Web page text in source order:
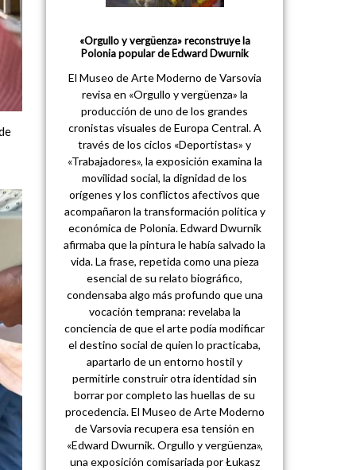
«Orgullo y vergüenza» reconstruye la
Polonia popular de Edward Dwurnik
El Museo de Arte Moderno de Varsovia
revisa en «Orgullo y vergüenza» la
producción de uno de los grandes
cronistas visuales de Europa Central. A
través de los ciclos «Deportistas» y
«Trabajadores», la exposición examina la
movilidad social, la dignidad de los
orígenes y los conflictos afectivos que
acompañaron la transformación política y
económica de Polonia. Edward Dwurnik
afirmaba que la pintura le había salvado la
vida. La frase, repetida como una pieza
esencial de su relato biográfico,
condensaba algo más profundo que una
vocación temprana: revelaba la
conciencia de que el arte podía modificar
el destino social de quien lo practicaba,
apartarlo de un entorno hostil y
permitirle construir otra identidad sin
borrar por completo las huellas de su
procedencia. El Museo de Arte Moderno
de Varsovia recupera esa tensión en
«Edward Dwurnik. Orgullo y vergüenza»,
una exposición comisariada por Łukasz